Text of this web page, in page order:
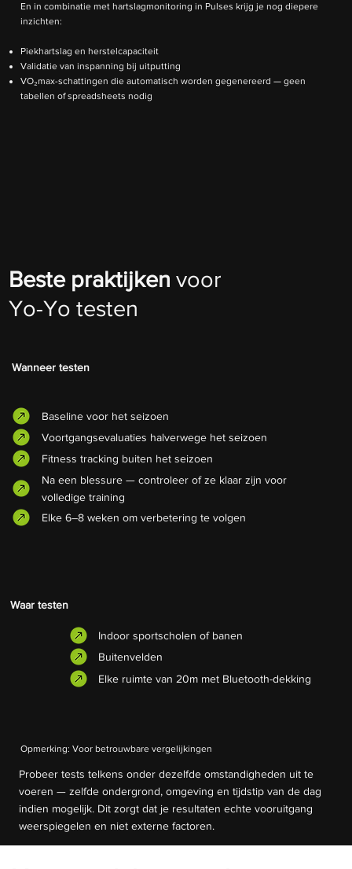
En in combinatie met hartslagmonitoring in Pulses krijg je nog diepere
inzichten:
Piekhartslag en herstelcapaciteit
Validatie van inspanning bij uitputting
VO₂max-schattingen die automatisch worden gegenereerd — geen
tabellen of spreadsheets nodig
Beste praktijken voor
Yo-Yo testen
Wanneer testen
Baseline voor het seizoen
Voortgangsevaluaties halverwege het seizoen
Fitness tracking buiten het seizoen
Na een blessure — controleer of ze klaar zijn voor
volledige training
Elke 6–8 weken om verbetering te volgen
Waar testen
Indoor sportscholen of banen
Buitenvelden
Elke ruimte van 20m met Bluetooth-dekking
Probeer tests telkens onder dezelfde omstandigheden uit te
voeren — zelfde ondergrond, omgeving en tijdstip van de dag
indien mogelijk. Dit zorgt dat je resultaten echte vooruitgang
weerspiegelen en niet externe factoren.
Opmerking: Voor betrouwbare vergelijkingen